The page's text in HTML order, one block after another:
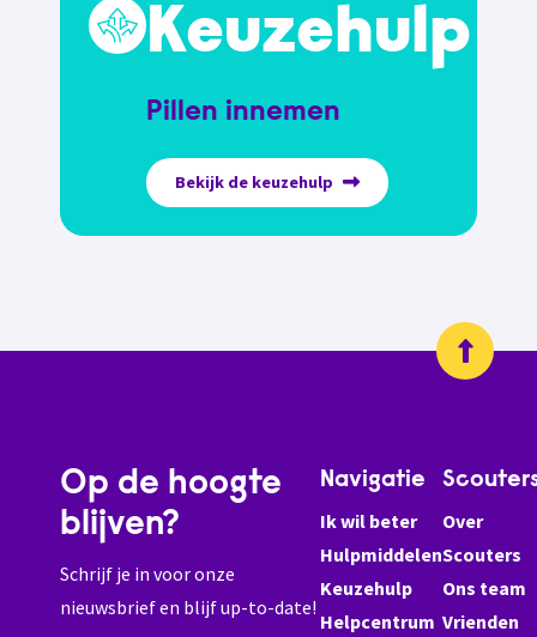
Keuzehulp
Pillen innemen
Bekijk de keuzehulp
Op de hoogte
blijven?
Schrijf je in voor onze
nieuwsbrief en blijf up-to-date!
Navigatie
Ik wil beter
Hulpmiddelen
Keuzehulp
Helpcentrum
Over
Scouters
Ons team
Vrienden